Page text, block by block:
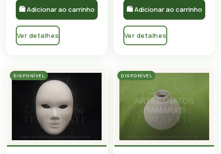
🛍 Adicionar ao carrinho
Ver detalhes
🛍 Adicionar ao carrinho
Ver detalhes
DISPONÍVEL DISPONÍVEL